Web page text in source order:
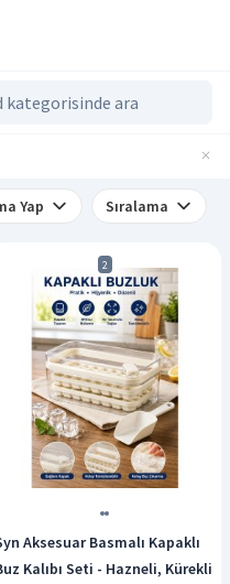
Yap Sıralama
2
Aksesuar Basmalı Kapaklı
Kalıbı Seti - Hazneli, Kürekli